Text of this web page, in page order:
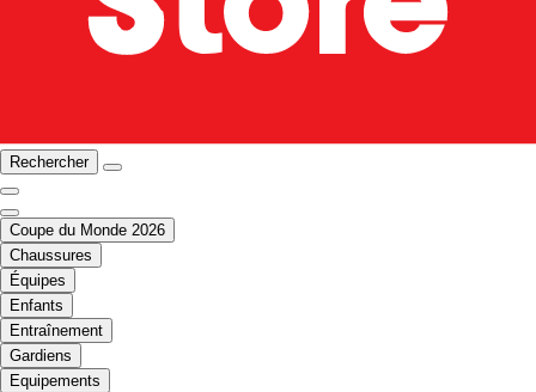
Rechercher
Coupe du Monde 2026
Chaussures
Équipes
Enfants
Entraînement
Gardiens
Equipements